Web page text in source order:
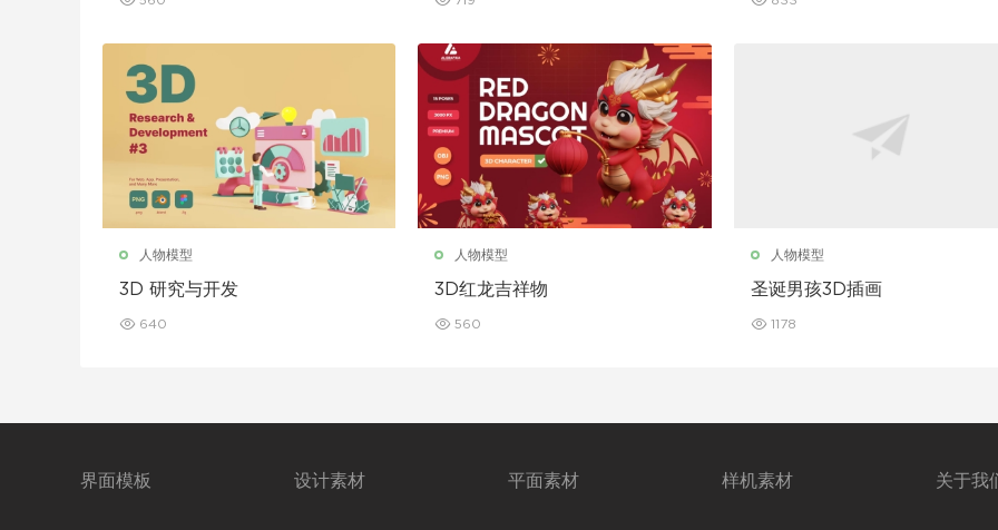
人物模型
3D 研究与开发
640
人物模型
3D红龙吉祥物
560
人物模型
圣诞男孩3D插画
1178
界面模板 设计素材 平面素材 样机素材 关于我